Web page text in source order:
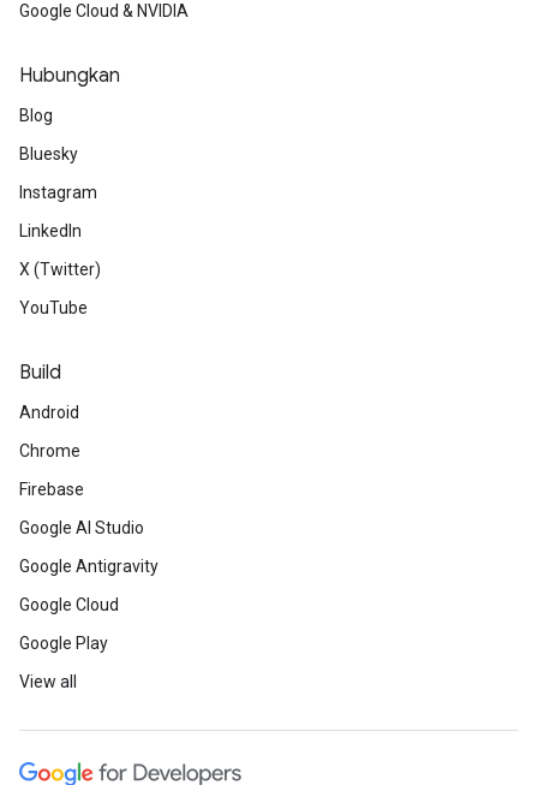
Google Cloud & NVIDIA
Hubungkan
Blog
Bluesky
Instagram
LinkedIn
X (Twitter)
YouTube
Build
Android
Chrome
Firebase
Google AI Studio
Google Antigravity
Google Cloud
Google Play
View all